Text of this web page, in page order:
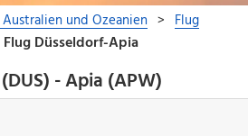
- Apia (APW)